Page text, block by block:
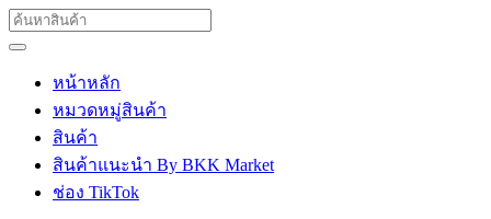
หน้าหลัก
หมวดหมู่สินค้า
สินค้า
สินค้าแนะนำ By BKK Market
ช่อง TikTok